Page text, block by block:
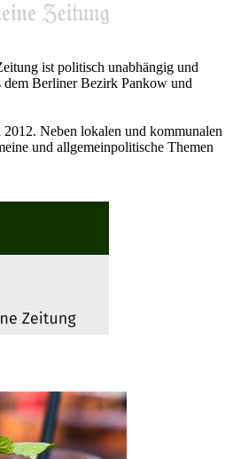
ist politisch unabhängig und
dem Berliner Bezirk Pankow und
Neben lokalen und kommunalen
und allgemeinpolitische Themen